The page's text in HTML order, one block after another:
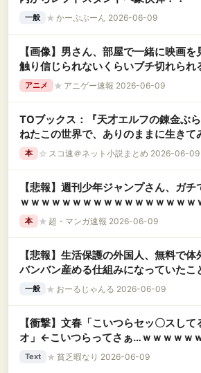
一般 ★ かーぷぶーん 2026-06-09
【画像】男さん、部屋で一緒に映画
触り信じられないくらいブチ切れられ
wwwwwwwwww
アニメ ★ アニゲー速報 2026-06-09
TOブックス：『天才エルフの錬金ぶ
ねたこの世界で、ありのままに生きて
本 ☆ スコ速＠ネット小説まとめ 2026-06-09
【悲報】週刊少年ジャンプさん、ガ
ｗｗｗｗｗｗｗｗｗｗｗｗｗｗｗｗｗ
ｗｗｗ
本 ★ 超・マンガ速報 2026-06-09
【悲報】生活保護の外国人、無料で
バンバン産める仕組みになっていたこ
に中国人が多
一般 ★ おーるじゃんる 2026-06-09
【衝撃】文春「こいつらセッ〇スし
オ」←こいつらってさぁ…ｗｗｗｗｗ
Text ★ 貧乏暇なり 2026-06-09